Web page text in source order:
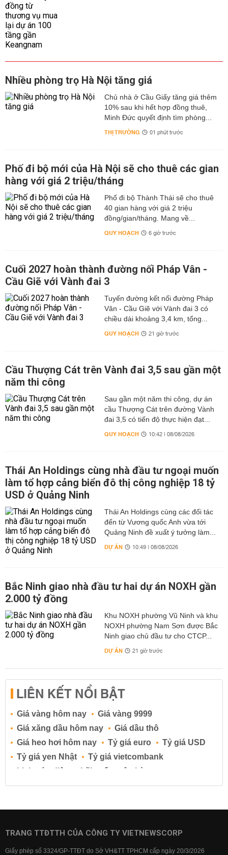
Nhiều phòng trọ Hà Nội tăng giá
Chủ nhà ở Cầu Giấy tăng giá thêm
10% sau khi hết hợp đồng thuê,
Minh Đức quyết định tìm phòng...
THỊ TRƯỜNG 01 phút trước
Phố đi bộ mới của Hà Nội sẽ cho thuê các gian
hàng với giá 2 triệu/tháng
Phố đi bộ Thành Thái sẽ cho thuê
40 gian hàng với giá 2 triệu
đồng/gian/tháng. Mang về...
QUY HOẠCH 6 giờ trước
Cuối 2027 hoàn thành đường nối Pháp Vân -
Cầu Giẽ với Vành đai 3
Tuyến đường kết nối đường Pháp
Vân - Cầu Giẽ với Vành đai 3 có
chiều dài khoảng 3,4 km, tổng...
QUY HOẠCH 21 giờ trước
Cầu Thượng Cát trên Vành đai 3,5 sau gần một
năm thi công
Sau gần một năm thi công, dự án
cầu Thượng Cát trên đường Vành
đai 3,5 có tiến độ thực hiện đạt...
QUY HOẠCH 10:42 | 08/08/2026
Thái An Holdings cùng nhà đầu tư ngoại muốn
làm tổ hợp cảng biển đô thị công nghiệp 18 tỷ
USD ở Quảng Ninh
Thái An Holdings cùng các đối tác
đến từ Vương quốc Anh vừa tới
Quảng Ninh đề xuất ý tưởng làm...
DỰ ÁN 10:49 | 08/08/2026
Bắc Ninh giao nhà đầu tư hai dự án NOXH gần
2.000 tỷ đồng
Khu NOXH phường Vũ Ninh và khu
NOXH phường Nam Sơn được Bắc
Ninh giao chủ đầu tư cho CTCP...
DỰ ÁN 21 giờ trước
LIÊN KẾT NỔI BẬT
Giá vàng hôm nay
Giá vàng 9999
Giá xăng dầu hôm nay
Giá dầu thô
Giá heo hơi hôm nay
Tỷ giá euro
Tỷ giá USD
Tỷ giá yen Nhật
Tỷ giá vietcombank
Lịch cúp điện
Lãi suất ngân hàng
Lãi suất tiết kiệm
Lãi suất tiền gửi
Lãi suất ngân hàng BIDV
TRANG TTĐTTH CỦA CÔNG TY VIETNEWSCORP
Giấy phép số 3324/GP-TTĐT do Sở VH&TT TPHCM cấp ngày 20/3/2026